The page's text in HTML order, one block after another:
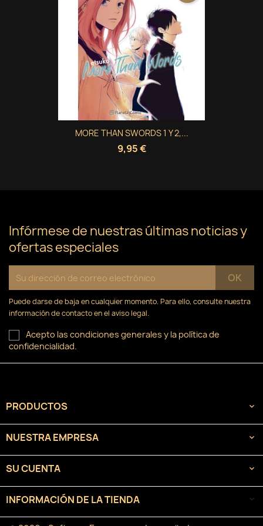
MORE THAN SWORDS 1 Y 2,...
9,95 €
Infórmese de nuestras últimas noticias y
ofertas especiales
Puede darse de baja en cualquier momento. Para ello, consulte nuestra
información de contacto en el aviso legal.
Acepto las condiciones generales y la política de
confidencialidad.
PRODUCTOS 
NUESTRA EMPRESA 
SU CUENTA 
INFORMACIÓN DE LA TIENDA keyboard_arrow_down